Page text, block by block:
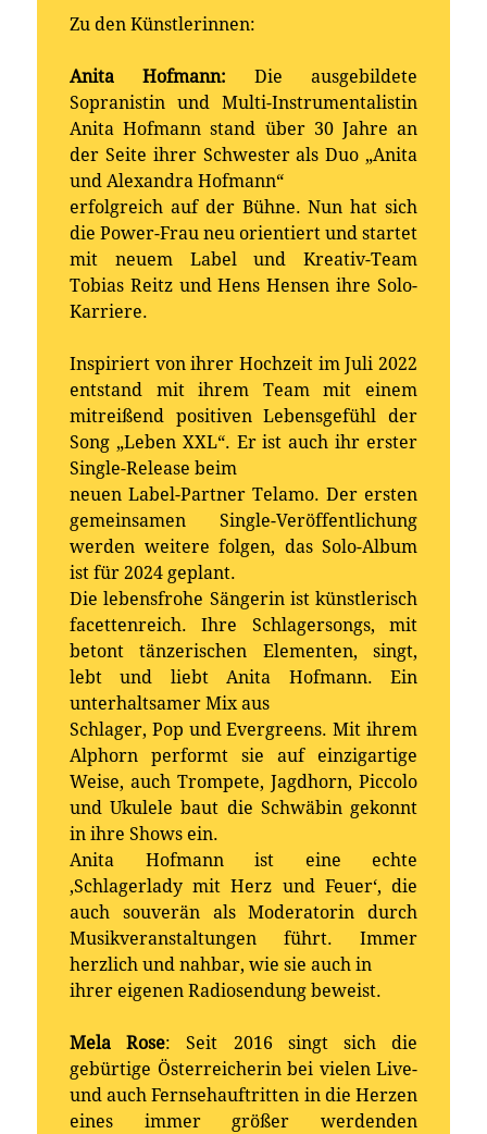
Zu den Künstlerinnen:
Anita Hofmann: Die ausgebildete
Sopranistin und Multi-Instrumentalistin
Anita Hofmann stand über 30 Jahre an
der Seite ihrer Schwester als Duo „Anita
und Alexandra Hofmann“
erfolgreich auf der Bühne. Nun hat sich
die Power-Frau neu orientiert und startet
mit neuem Label und Kreativ-Team
Tobias Reitz und Hens Hensen ihre Solo-
Karriere.
Inspiriert von ihrer Hochzeit im Juli 2022
entstand mit ihrem Team mit einem
mitreißend positiven Lebensgefühl der
Song „Leben XXL“. Er ist auch ihr erster
Single-Release beim
neuen Label-Partner Telamo. Der ersten
gemeinsamen Single-Veröffentlichung
werden weitere folgen, das Solo-Album
ist für 2024 geplant.
Die lebensfrohe Sängerin ist künstlerisch
facettenreich. Ihre Schlagersongs, mit
betont tänzerischen Elementen, singt,
lebt und liebt Anita Hofmann. Ein
unterhaltsamer Mix aus
Schlager, Pop und Evergreens. Mit ihrem
Alphorn performt sie auf einzigartige
Weise, auch Trompete, Jagdhorn, Piccolo
und Ukulele baut die Schwäbin gekonnt
in ihre Shows ein.
Anita Hofmann ist eine echte
‚Schlagerlady mit Herz und Feuer‘, die
auch souverän als Moderatorin durch
Musikveranstaltungen führt. Immer
herzlich und nahbar, wie sie auch in
ihrer eigenen Radiosendung beweist.
Mela Rose: Seit 2016 singt sich die
gebürtige Österreicherin bei vielen Live-
und auch Fernsehauftritten in die Herzen
eines immer größer werdenden